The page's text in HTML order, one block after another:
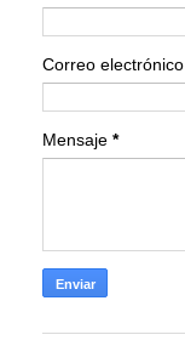
Correo electrónico
Mensaje *